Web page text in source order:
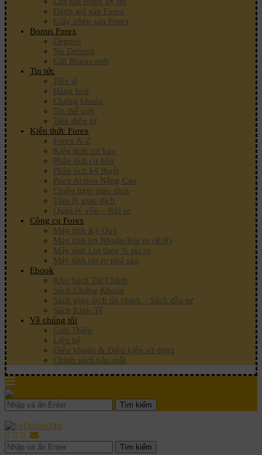
Đánh giá sàn Forex
Giấy phép sàn Forex
Bonus Forex
Deposit
No Deposit
Gửi Bonus mới
Tin tức
Tiền tệ
Hàng hoá
Chứng khoán
Tin thế giới
Tiền điện tử
Kiến thức Forex
Forex A-Z
Kiến thức cơ bản
Phân tích cơ bản
Phân tích kỹ thuật
Price Action Nâng Cao
Chiến lược giao dịch
Tâm lý giao dịch
Quản lý vốn – Rủi ro
Công cụ Forex
Máy tính Ký Quỹ
Máy tính lợi Nhuận/Rủi ro (R:R)
Máy tính Lot theo % rủi ro
Máy tính rủi ro phá sản
Ebook
Kho Sách Tài Chính
Sách Chứng Khoán
Sách giao dịch tài chính – Sách đầu tư
Sách Kinh Tế
Về chúng tôi
Giới Thiệu
Liên hệ
Điều khoản & Điều kiện sử dụng
Chính sách bảo mật
Tìm kiếm
Tìm kiếm